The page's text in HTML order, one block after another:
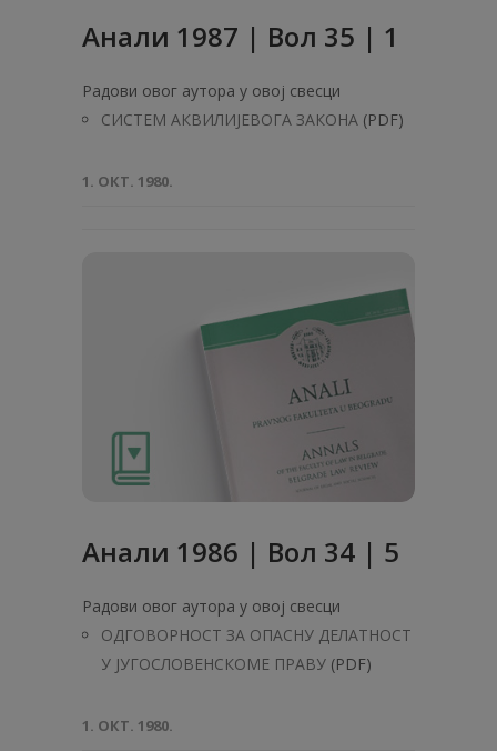
Анaли 1987 | Вол 35 | 1
Радови овог аутора у овој свесци
СИСТЕМ АКВИЛИЈЕВОГА ЗАКОНА (PDF)
1. ОКТ. 1980.
Анaли 1986 | Вол 34 | 5
Радови овог аутора у овој свесци
ОДГОВОРНОСТ ЗА ОПАСНУ ДЕЛАТНОСТ
У ЈУГОСЛОВЕНСКОМЕ ПРАВУ (PDF)
1. ОКТ. 1980.